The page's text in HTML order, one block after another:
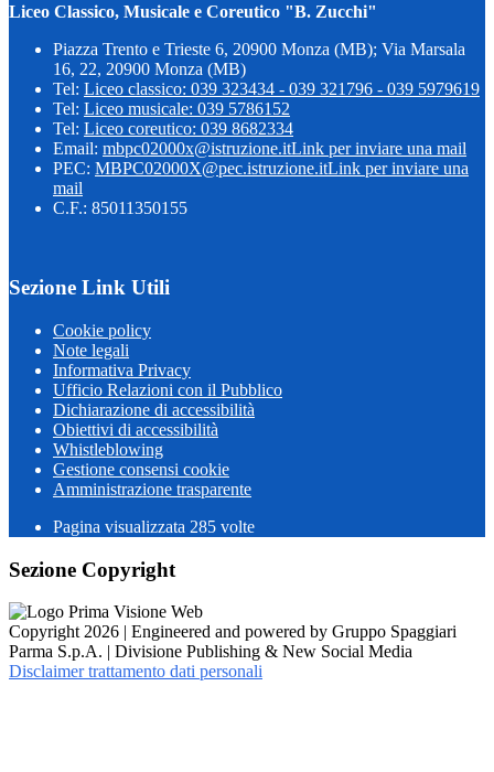
Liceo Classico, Musicale e Coreutico "B. Zucchi"
Piazza Trento e Trieste 6, 20900 Monza (MB); Via Marsala
16, 22, 20900 Monza (MB)
Tel: Liceo classico: 039 323434 - 039 321796 - 039 5979619
Tel: Liceo musicale: 039 5786152
Tel: Liceo coreutico: 039 8682334
Email: mbpc02000x@istruzione.itLink per inviare una mail
PEC: MBPC02000X@pec.istruzione.itLink per inviare una
mail
C.F.: 85011350155
Sezione Link Utili
Cookie policy
Note legali
Informativa Privacy
Ufficio Relazioni con il Pubblico
Dichiarazione di accessibilità
Obiettivi di accessibilità
Whistleblowing
Gestione consensi cookie
Amministrazione trasparente
Pagina visualizzata 285 volte
Sezione Copyright
Copyright 2026 | Engineered and powered by Gruppo Spaggiari
Parma S.p.A. | Divisione Publishing & New Social Media
Disclaimer trattamento dati personali